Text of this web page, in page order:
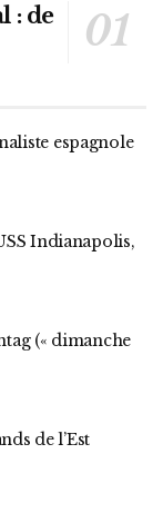
: de
espagnole
Indianapolis,
(« dimanche
de l’Est